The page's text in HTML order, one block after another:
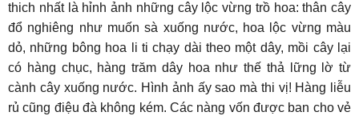
thich nhất là hỉnh ảnh những cây lộc vừng trồ hoa: thân cây
đổ nghiêng như muốn sà xuống nước, hoa lộc vừng màu
dỏ, những bông hoa li ti chạy dài theo một dây, mồi cây lại
có hàng chục, hàng trăm dây hoa như thế thả lững lờ từ
cành cây xuống nước. Hình ảnh ấy sao mà thi vị! Hàng liễu
rủ cũng điệu đà không kém. Các nàng vốn được ban cho vẻ